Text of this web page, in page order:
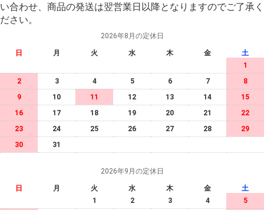
い合わせ、商品の発送は翌営業日以降となりますのでご了承く
ださい。
2026年8月の定休日
日 月 火 水 木 金
土
1
2
3 4 5 6 7
8
9
10 11 12 13 14
15
16
17 18 19 20 21
22
23
24 25 26 27 28
29
30
31
2026年9月の定休日
日 月 火 水 木 金
土
1
2 3 4
5